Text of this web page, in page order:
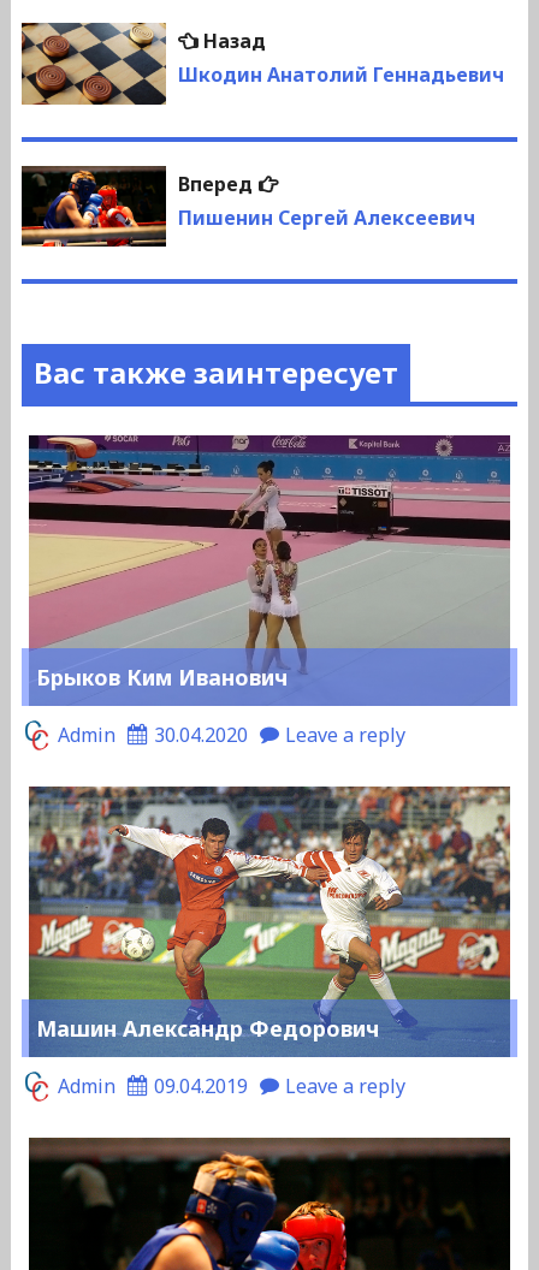
Навигация
по
записям
НазадПредыдущая
запись:
Шкодин Анатолий Геннадьевич
Вперед
Следующая
запись:
Пишенин Сергей Алексеевич
Вас также заинтересует
Брыков Ким Иванович
Admin 30.04.2020 Leave a reply
Машин Александр Федорович
Admin 09.04.2019 Leave a reply